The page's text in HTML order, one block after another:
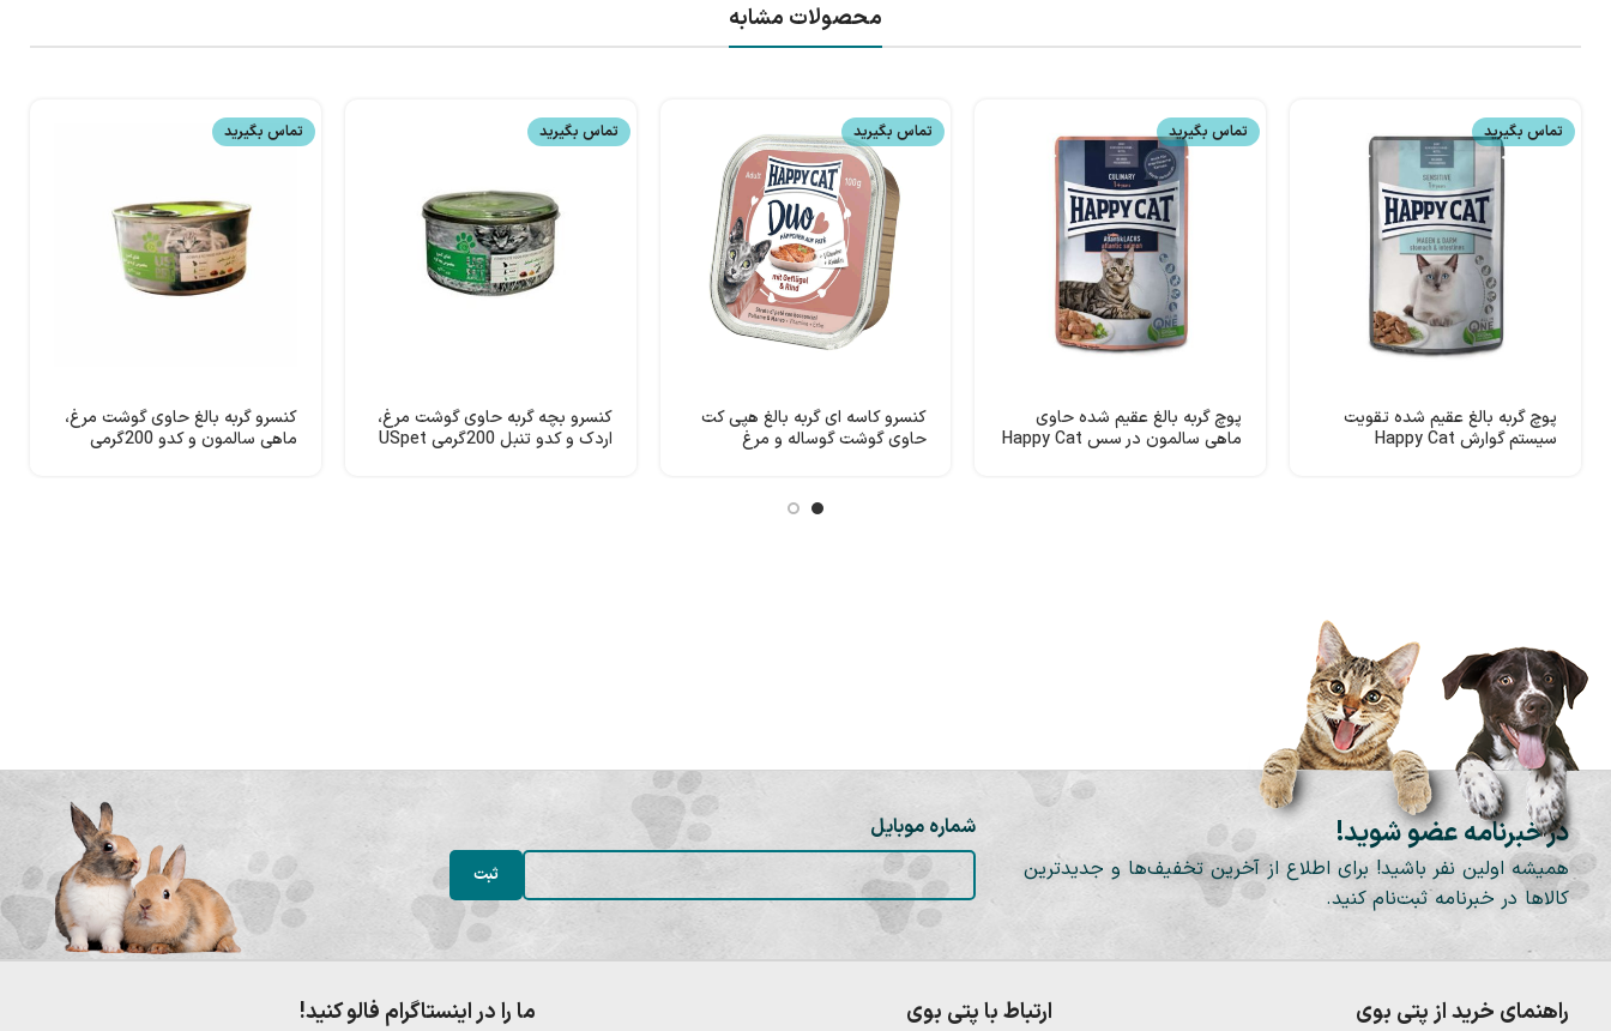
محصولات مشابه
تماس بگیرید
پوچ گربه بالغ عقیم شده تقویت
سیستم گوارش Happy Cat
تماس بگیرید
پوچ گربه بالغ عقیم شده حاوی
ماهی سالمون در سس Happy Cat
تماس بگیرید
کنسرو کاسه ای گربه بالغ هپی کت
حاوی گوشت گوساله و مرغ
تماس بگیرید
کنسرو بچه گربه حاوی گوشت مرغ،
اردک و کدو تنبل 200گرمی USpet
تماس بگیرید
کنسرو گربه بالغ حاوی گوشت مرغ،
ماهی سالمون و کدو 200گرمی
در خبرنامه عضو شوید!
همیشه اولین نفر باشید! برای اطلاع از آخرین تخفیف‌ها و جدیدترین
کالاها در خبرنامه ثبت‌نام کنید.
شماره موبایل
راهنمای خرید از پتی بوی ارتباط با پتی بوی ما را در اینستاگرام فالو کنید!